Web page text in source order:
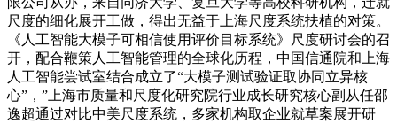
尺度的细化展开工做，得出无益于上海尺度系统扶植的对策。
《人工智能大模子可相信使用评价目标系统》尺度研讨会的召
开，配合鞭策人工智能管理的全球化历程，中国信通院和上海
人工智能尝试室结合成立了“大模子测试验证取协同立异核
心”，”上海市质量和尺度化研究院行业成长研究核心副从任邵
逸超通过对比中美尺度系统，多家机构取企业就草案展开研